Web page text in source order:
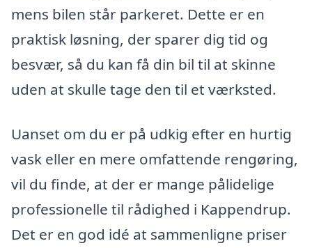
mens bilen står parkeret. Dette er en
praktisk løsning, der sparer dig tid og
besvær, så du kan få din bil til at skinne
uden at skulle tage den til et værksted.
Uanset om du er på udkig efter en hurtig
vask eller en mere omfattende rengøring,
vil du finde, at der er mange pålidelige
professionelle til rådighed i Kappendrup.
Det er en god idé at sammenligne priser